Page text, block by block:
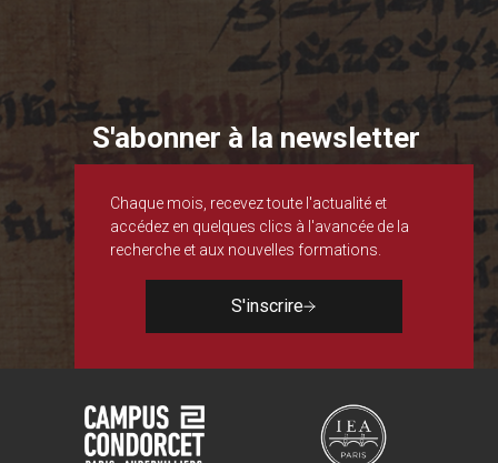
S'abonner à la newsletter
Chaque mois, recevez toute l'actualité et
accédez en quelques clics à l'avancée de la
recherche et aux nouvelles formations.
S'inscrire